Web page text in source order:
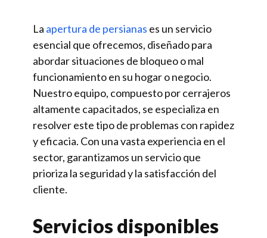
La apertura de persianas es un servicio
esencial que ofrecemos, diseñado para
abordar situaciones de bloqueo o mal
funcionamiento en su hogar o negocio.
Nuestro equipo, compuesto por cerrajeros
altamente capacitados, se especializa en
resolver este tipo de problemas con rapidez
y eficacia. Con una vasta experiencia en el
sector, garantizamos un servicio que
prioriza la seguridad y la satisfacción del
cliente.
Servicios disponibles